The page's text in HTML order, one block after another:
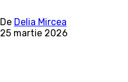
De Delia Mircea
25 martie 2026